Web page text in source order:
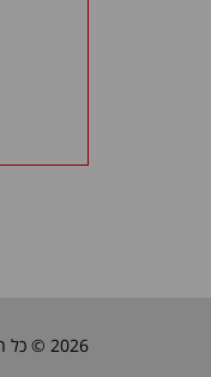
2026 © כל הזכויות שמורות לאלקטרוטרם שיווק בע"מ, אין להעתיק, לשכפל טקסטים, תמונות וכל חומר אחר באתר זה ללא אישור בעלי החברה.